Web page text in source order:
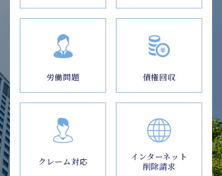
労働問題 債権回収
クレーム対応
インターネット
削除請求